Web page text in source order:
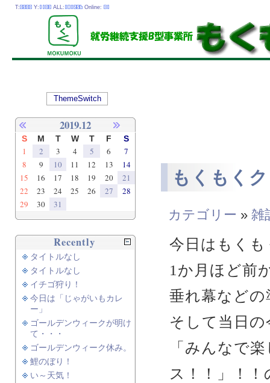
もくもく
カテゴリー » 雑
今日はもく
1か月ほど前
垂れ幕など
そして当日
「みんなで
ス！！」！
2019.12
S M T W T F S
1 2 3 4 5 6
7
8
9 10 11 12 13
14
15
16 17 18 19 20
21
22
23 24 25 26 27
28
29
30 31
Recently
タイトルなし
タイトルなし
イチゴ狩り！
今日は「じゃがいもカレ
ー」
ゴールデンウィークが明け
て・・・
ゴールデンウィーク休み。
鯉のぼり！
い～天気！
T: Y: ALL: Online:
ThemeSwitch